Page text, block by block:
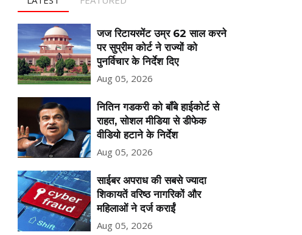
जज रिटायरमेंट उम्र 62 साल करने
पर सुप्रीम कोर्ट ने राज्यों को
पुनर्विचार के निर्देश दिए
Aug 05, 2026
नितिन गडकरी को बॉंबे हाईकोर्ट से
राहत, सोशल मीडिया से डीफेक
वीडियो हटाने के निर्देश
Aug 05, 2026
साईबर अपराध की सबसे ज्यादा
शिकायतें वरिष्ठ नागरिकों और
महिलाओं ने दर्ज कराईं
Aug 05, 2026